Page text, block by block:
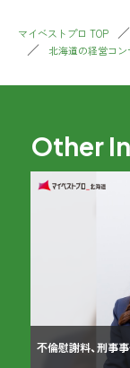
マイベストプロ TOP
北海道の経営コ
Other
不倫慰謝料、刑事